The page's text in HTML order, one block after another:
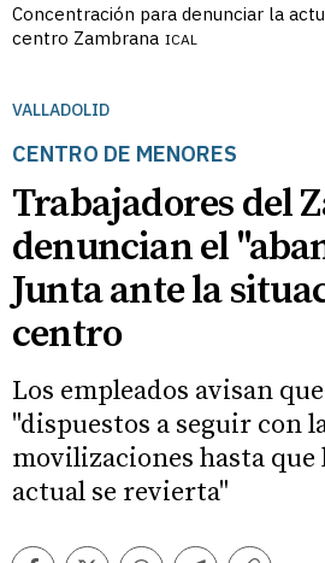
Concentración para denunciar la
centro Zambrana ICAL
VALLADOLID
CENTRO DE MENORES
Trabajadores del
denuncian el
Junta ante la
centro
Los empleados avisan
"dispuestos a seguir con
movilizaciones hasta
actual se revierta"